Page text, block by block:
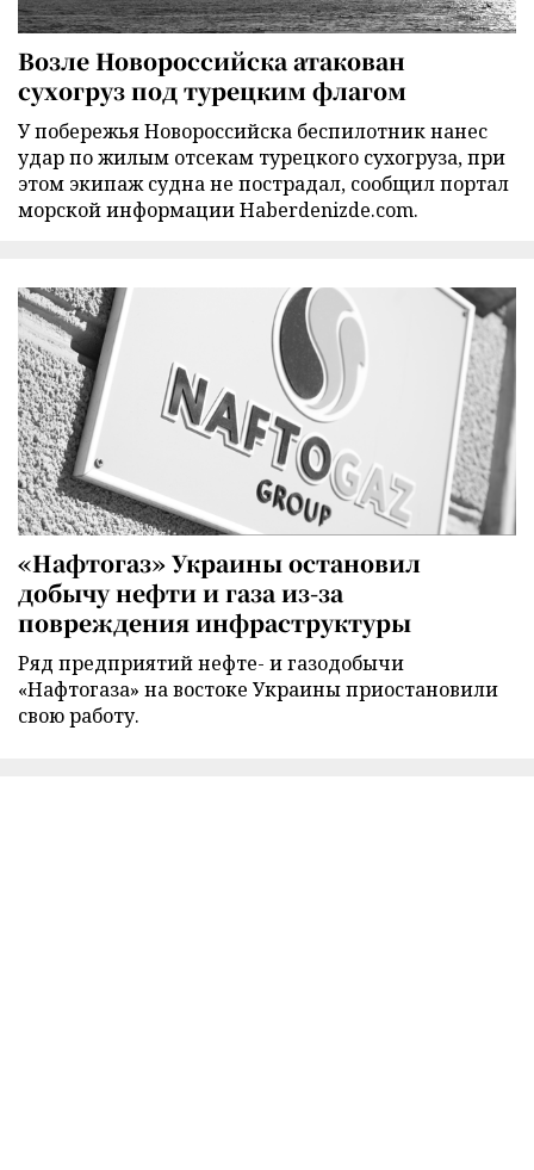
Возле Новороссийска атакован
сухогруз под турецким флагом
У побережья Новороссийска беспилотник нанес
удар по жилым отсекам турецкого сухогруза, при
этом экипаж судна не пострадал, сообщил портал
морской информации Haberdenizde.com.
«Нафтогаз» Украины остановил
добычу нефти и газа из-за
повреждения инфраструктуры
Ряд предприятий нефте- и газодобычи
«Нафтогаза» на востоке Украины приостановили
свою работу.